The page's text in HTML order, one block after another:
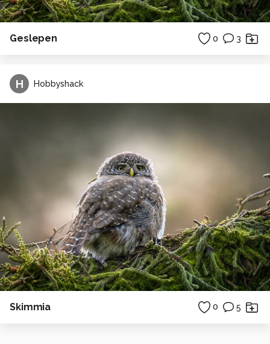
Geslepen 0 3
H Hobbyshack
Skimmia 0 5